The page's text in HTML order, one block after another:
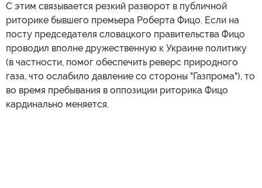
С этим связывается резкий разворот в публичной
риторике бывшего премьера Роберта Фицо. Если на
посту председателя словацкого правительства Фицо
проводил вполне дружественную к Украине политику
(в частности, помог обеспечить реверс природного
газа, что ослабило давление со стороны "Газпрома"), то
во время пребывания в оппозиции риторика Фицо
кардинально меняется.